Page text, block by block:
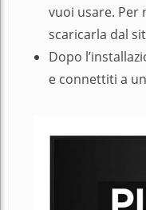
vuoi usare. Per
scaricarla dal
Dopo
e connettiti a